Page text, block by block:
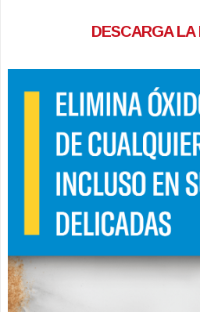
DESCARGA LA